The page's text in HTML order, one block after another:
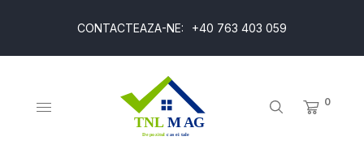
CONTACTEAZA-NE: +40 763 403 059
0